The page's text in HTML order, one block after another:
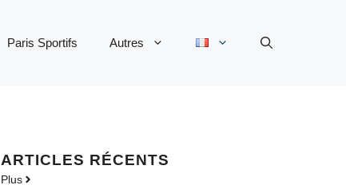
Paris Sportifs Autres
ARTICLES RÉCENTS
Plus